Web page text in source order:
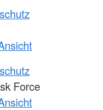
Force